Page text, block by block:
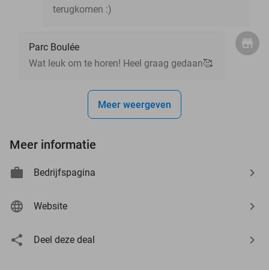
terugkomen :)
Parc Boulée
Wat leuk om te horen! Heel graag gedaan🥰
Meer weergeven
Meer informatie
Bedrijfspagina
Website
Deel deze deal